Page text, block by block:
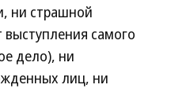
ни страшной
самого
дело), ни
лиц, ни